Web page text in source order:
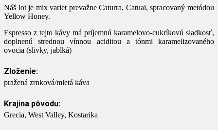
Náš lot je mix variet prevažne Caturra, Catuai, spracovaný metódou
Yellow Honey.
Espresso z tejto kávy má príjemnú karamelovo-cukríkovú sladkosť,
doplnenú strednou vínnou aciditou a tónmi karamelizovaného
ovocia (slivky, jablká)
Zloženie:
pražená zrnková/mletá káva
Krajina pôvodu:
Grecia, West Valley, Kostarika